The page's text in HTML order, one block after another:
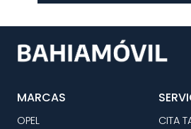
MARCAS
OPEL
CITA